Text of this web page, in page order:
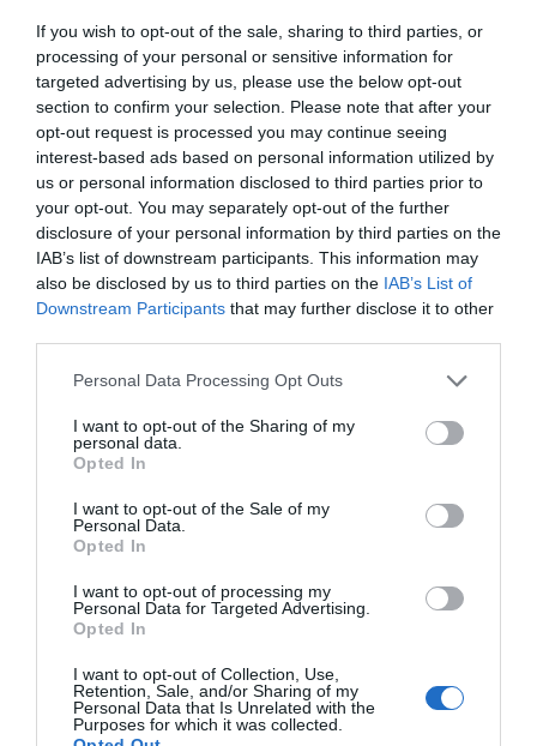
If you wish to opt-out of the sale, sharing to third parties, or
processing of your personal or sensitive information for
targeted advertising by us, please use the below opt-out
section to confirm your selection. Please note that after your
opt-out request is processed you may continue seeing
interest-based ads based on personal information utilized by
us or personal information disclosed to third parties prior to
your opt-out. You may separately opt-out of the further
disclosure of your personal information by third parties on the
IAB’s list of downstream participants. This information may
also be disclosed by us to third parties on the IAB’s List of
Downstream Participants that may further disclose it to other
Personal Data Processing Opt Outs
I want to opt-out of the Sharing of my
personal data.
Opted In
I want to opt-out of the Sale of my
Personal Data.
Opted In
I want to opt-out of processing my
Personal Data for Targeted Advertising.
Opted In
I want to opt-out of Collection, Use,
Retention, Sale, and/or Sharing of my
Personal Data that Is Unrelated with the
Purposes for which it was collected.
las Hijas de María, el Clavario de la Divina Pastora y
las Clavarias del Santo Cristo de la Sed, cuya